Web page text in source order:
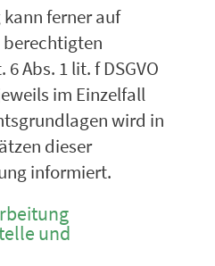
ferner auf
berechtigten
Abs. 1 lit. f DSGVO
im Einzelfall
wird in
dieser
informiert.
und